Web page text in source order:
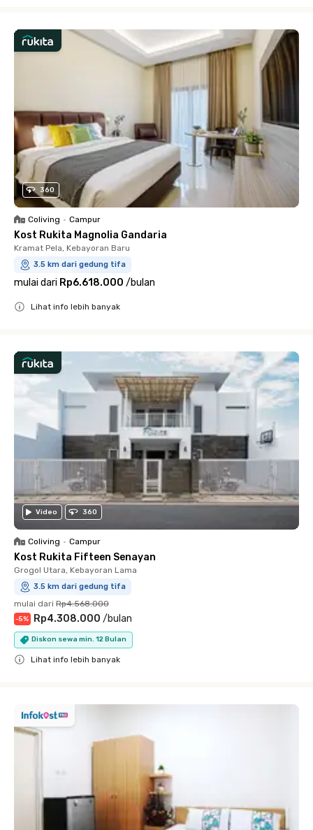
360
Coliving • Campur
Kost Rukita Magnolia Gandaria
Kramat Pela, Kebayoran Baru
3.5 km dari gedung tifa
mulai dari Rp6.618.000 /bulan
Lihat info lebih banyak
Video 360
Coliving • Campur
Kost Rukita Fifteen Senayan
Grogol Utara, Kebayoran Lama
3.5 km dari gedung tifa
mulai dari Rp4.568.000
-5% Rp4.308.000 /bulan
Diskon sewa min. 12 Bulan
Lihat info lebih banyak